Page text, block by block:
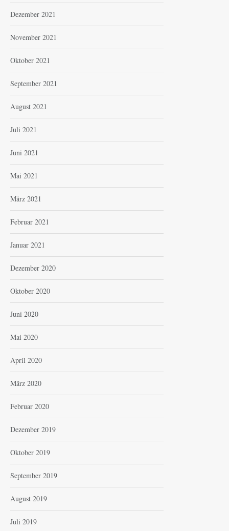
Dezember 2021
November 2021
Oktober 2021
September 2021
August 2021
Juli 2021
Juni 2021
Mai 2021
März 2021
Februar 2021
Januar 2021
Dezember 2020
Oktober 2020
Juni 2020
Mai 2020
April 2020
März 2020
Februar 2020
Dezember 2019
Oktober 2019
September 2019
August 2019
Juli 2019